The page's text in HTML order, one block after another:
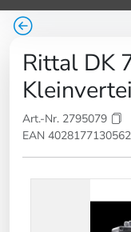
Rittal DK
Art.-Nr. 2795079
EAN 4028177130562